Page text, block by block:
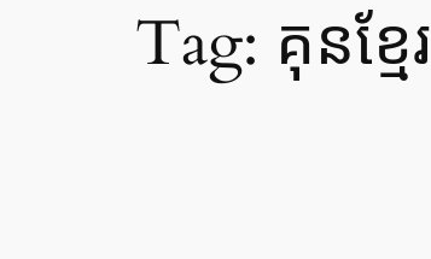
Tag: គុនខ្មែរ